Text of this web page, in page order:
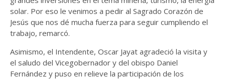
solar. Por eso le venimos a pedir al Sagrado Corazón de
Jesús que nos dé mucha fuerza para seguir cumpliendo el
trabajo, remarcó.
Asimismo, el Intendente, Oscar Jayat agradeció la visita y
el saludo del Vicegobernador y del obispo Daniel
Fernández y puso en relieve la participación de los